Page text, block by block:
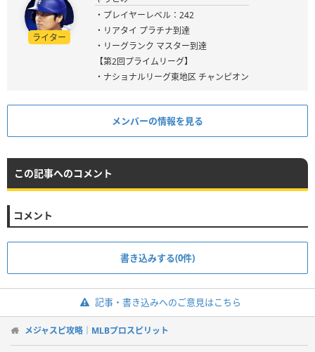
ライター
・プレイヤーレベル：242
・リアタイ プラチナ到達
・リーグランク マスター到達
【第2回プライムリーグ】
・ナショナルリーグ東地区 チャンピオン
メンバーの情報を見る
この記事へのコメント
コメント
書き込みする(0件)
記事・書き込みへのご意見はこちら
メジャスピ攻略｜MLBプロスピリット